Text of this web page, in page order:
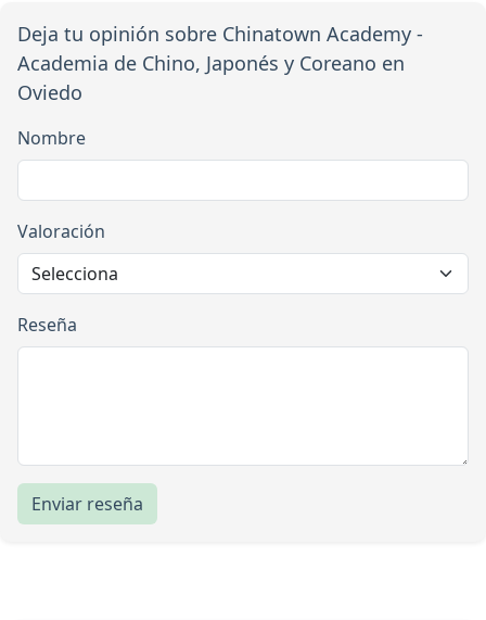
Deja tu opinión sobre Chinatown Academy -
Academia de Chino, Japonés y Coreano en
Oviedo
Nombre
Valoración
Reseña
Enviar reseña